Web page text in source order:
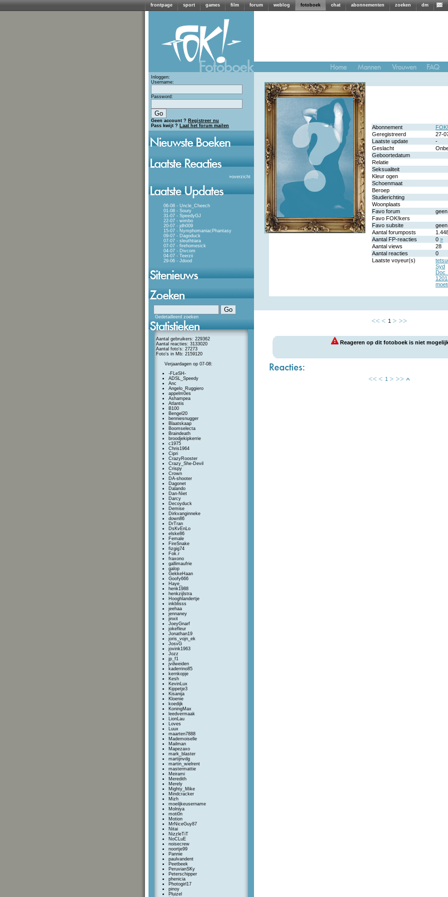
frontpage sport games film forum weblog fotoboek chat abonnementen zoeken dm
Inloggen:
Username:
Password:
Geen account ? Registreer nu
Pass kwijt ? Laat het forum mailen
»overzicht
06-08 - Uncle_Cheech
01-08 - Soury
31-07 - SpeedyGJ
22-07 - wimbo
20-07 - jdh009
15-07 - NymphomaniacPhantasy
09-07 - Dagoduck
07-07 - sleuthtiara
07-07 - firehomesick
04-07 - Divcom
04-07 - Teerzii
29-06 - Jdood
Gedetailleerd zoeken
Aantal gebruikers: 229362
Aantal reacties: 3133020
Aantal foto's: 27273
Foto's in Mb: 2159120
Verjaardagen op 07-08:
-FLeSH-
ADSL_Speedy
Anc
Angelo_Ruggiero
appelm0es
Ashampea
Atlantis
B100
Bengel20
benniesnugger
Blaatskaap
Boomselecta
Braindeath
broodjekipkerrie
c1975
Chris1964
Cipri
CrazyRooster
Crazy_She-Devil
Crispy
Crown
DA-shooter
Dagonet
Dalando
Dan-Niet
Darcy
Decoyduck
Demise
Dirkvanginneke
down86
DrTran
DsKvEnLo
elske86
Female
FireSnake
fizgig74
Fok.r
fraxono
gallimaufrie
galop
GekkeHaan
Goofy666
Haye_
henk1988
henkzijlstra
Hooghlandertje
inkblisss
jeehaa
jennaney
jinxit
JoeyGnarf
jokefleur
Jonathan19
joris_vojn_ek
JosvG
jovink1963
Jozz
jp_f1
jvdweiden
kaderrino85
kernkopje
Kesh
KevinLux
Kippetje3
Kisanija
Kloenie
koedijk
KoningMax
leedvermaak
LionLau
Loves
Luux
maarten7888
Mademoiselle
Mailman
Mapezaxo
mark_blaster
martijnvdg
martin_wielrent
mastermattie
Meirami
Meredith
Merely
Mighty_Mike
Mindcracker
Mizh
moeiljkeusername
Molniya
moti0n
Motion
MrNiceGuy87
Nitai
NizzleTiT
NoCLuE
noisecrew
noortje99
Pannie
paulvandent
Peetbeek
PeruvianSKy
Peterschipper
phenicia
Photogirl17
pinoy
Pluizel
Abonnement
Geregistreerd
27-
Laatste update
-
Geslacht
Geboortedatum
Relatie
Seksualiteit
Kleur ogen
Schoenmaat
Beroep
Studierichting
Woonplaats
Favo forum
geen
Favo FOK!kers
Favo subsite
geen
Aantal forumposts
Aantal FP-reacties
0 »
Aantal views
28
Aantal reacties
0
Laatste voyeur(s)
Syd
1
Reageren op dit fotoboek is niet
1